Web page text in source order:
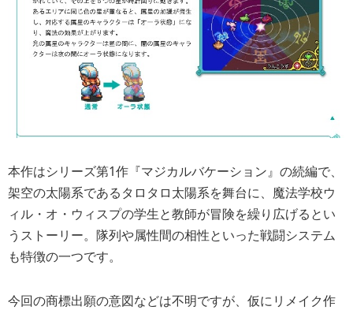
本作はシリーズ第1作『マジカルバケーション』の続編で、
架空の太陽系であるタロタロ太陽系を舞台に、魔法学校ウ
ィル・オ・ウィスプの学生と教師が冒険を繰り広げるとい
うストーリー。隊列や属性間の相性といった戦闘システム
も特徴の一つです。
今回の商標出願の意図などは不明ですが、仮にリメイク作